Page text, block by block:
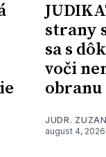
strany
sa s
voči
obranu
JUDR.
august 4, 2026